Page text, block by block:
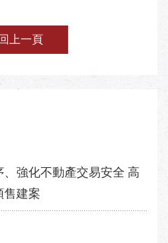
上一頁
強化不動產交易安全 高
售建案